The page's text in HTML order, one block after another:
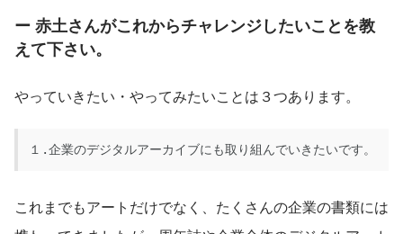
ー 赤土さんがこれからチャレンジしたいことを教
えて下さい。
やっていきたい・やってみたいことは３つあります。
１.企業のデジタルアーカイブにも取り組んでいきたいです。
これまでもアートだけでなく、たくさんの企業の書類には